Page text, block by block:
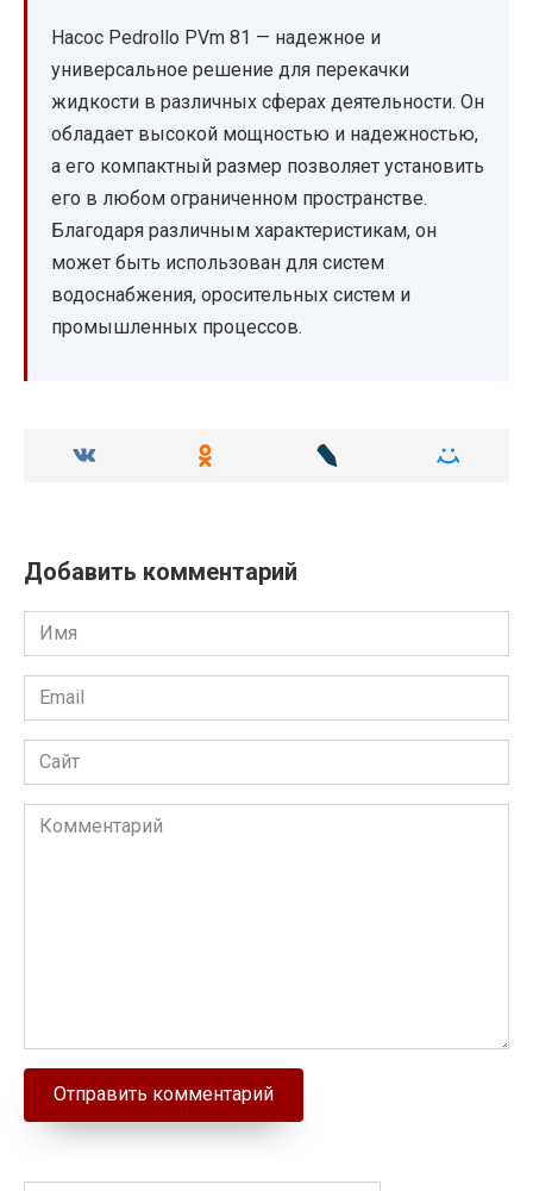
Насос Pedrollo PVm 81 — надежное и
универсальное решение для перекачки
жидкости в различных сферах деятельности. Он
обладает высокой мощностью и надежностью,
а его компактный размер позволяет установить
его в любом ограниченном пространстве.
Благодаря различным характеристикам, он
может быть использован для систем
водоснабжения, оросительных систем и
промышленных процессов.
Добавить комментарий
Имя
Email
Сайт
Комментарий